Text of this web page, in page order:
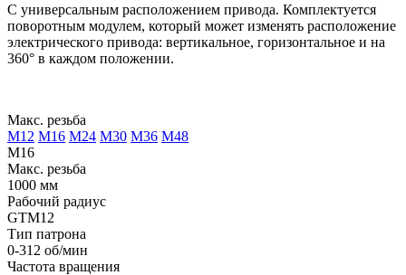
С универсальным расположением привода. Комплектуется
поворотным модулем, который может изменять расположение
электрического привода: вертикальное, горизонтальное и на
360° в каждом положении.
Макс. резьба
М12 М16 М24 М30 М36 М48
М16
Макс. резьба
1000 мм
Рабочий радиус
GTM12
Тип патрона
0-312 об/мин
Частота вращения